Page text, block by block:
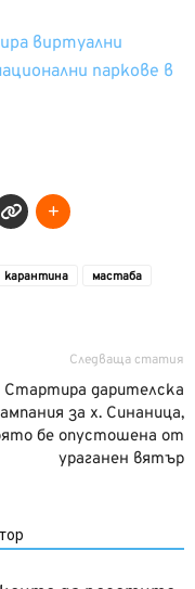
виртуални
паркове в
карантина
мастаба
Следваща статия
Стартира дарителска
за х. Синаница,
бе опустошена от
ураганен вятър